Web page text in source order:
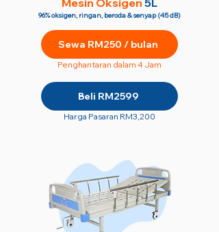
Mesin Oksigen 5L
96% oksigen, ringan, beroda & senyap (45 dB)
Sewa RM250 / bulan
Penghantaran dalam 4 Jam
Beli RM2599
Harga Pasaran RM3,200